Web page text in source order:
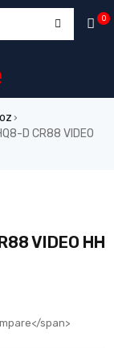
0
›
D CR88 VIDEO
VIDEO HH
span>